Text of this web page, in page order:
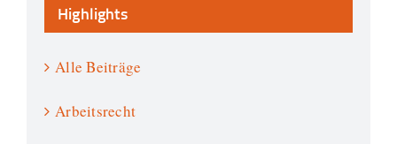
Highlights
Alle Beiträge
Arbeitsrecht